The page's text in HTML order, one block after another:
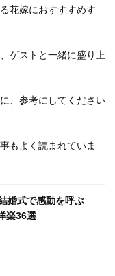
花嫁におすすすめす
ゲストと一緒に盛り上
、参考にしてください
もよく読まれていま
婚式で感動を呼ぶ
楽36選